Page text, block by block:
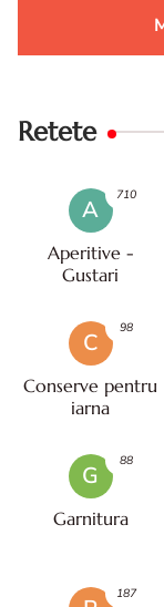
Retete
A
Aperitive -
Gustari
710
C
Conserve pentru
iarna
98
G
Garnitura
88
187